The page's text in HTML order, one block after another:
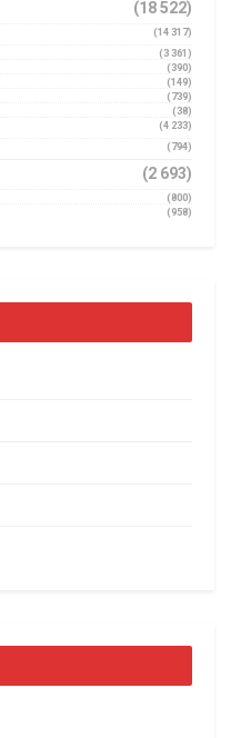
(18 522)
(14 317)
(3 361)
(390)
(149)
(739)
(38)
(4 233)
(794)
(2 693)
(800)
(958)